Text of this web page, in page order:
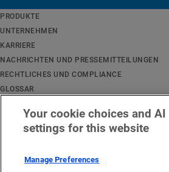
PRODUKTE
Cloud Computing
Sicherheit
Inhaltsbereitstellung
Alle Produkte und Testversionen
Global Services
UNTERNEHMEN
Über uns
Geschichte
Unternehmensführung
Auszeichnungen
Board of Directors
Infrastruktur für Innovationen
Investor Relations
Verhaltenskodex
KARRIERE
Karriere
Arbeiten bei Akamai
Studenten und Absolventen
Inklusiver Arbeitsplatz
Stellenangebote
Kultur-Blog
NACHRICHTEN UND PRESSEMITTEILUNGEN
Nachrichten und Pressemitteilungen
Pressemitteilungen
In der Presse
Medienressourcen
RECHTLICHES UND COMPLIANCE
Rechtliches
Compliance der
Privacy Trust Center
Datenschutzerklärung
Das EU-Gesetz über digitale Dienste
GLOSSAR
Was ist API-Sicherheit?
Was ist ein CDN?
Was ist Cloud Computing?
Was ist ein DDoS-Angriff?
EMEA – Rechtlicher HinweisDienststatus
Deutsch
English
Deutsch
Español
Français
Italiano
Português
中文
日本語Your cookie choices and AI
settings for this website
Manage Preferences